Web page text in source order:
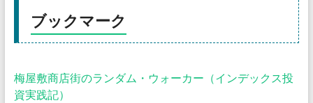
ブックマーク
梅屋敷商店街のランダム・ウォーカー（インデックス投
資実践記）